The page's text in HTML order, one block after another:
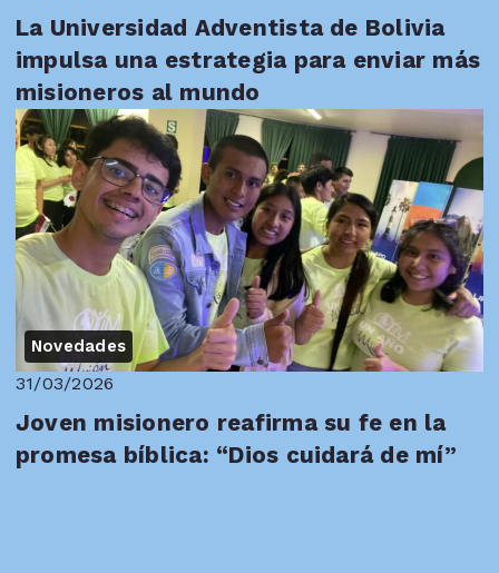
La Universidad Adventista de Bolivia
impulsa una estrategia para enviar más
misioneros al mundo
Novedades
31/03/2026
Joven misionero reafirma su fe en la
promesa bíblica: “Dios cuidará de mí”